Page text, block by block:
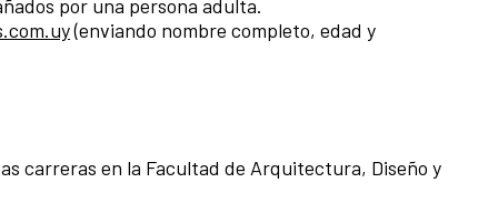
por una persona adulta.
(enviando nombre completo, edad y
carreras en la Facultad de Arquitectura, Diseño y